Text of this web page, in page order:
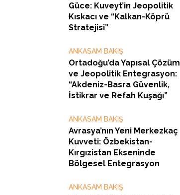
Güce: Kuveyt’in Jeopolitik
Kıskacı ve “Kalkan-Köprü
Stratejisi”
ANKASAM BAKIŞ
Ortadoğu’da Yapısal Çözüm
ve Jeopolitik Entegrasyon:
“Akdeniz-Basra Güvenlik,
İstikrar ve Refah Kuşağı”
ANKASAM BAKIŞ
Avrasya’nın Yeni Merkezkaç
Kuvveti: Özbekistan-
Kırgızistan Ekseninde
Bölgesel Entegrasyon
ANKASAM BAKIŞ